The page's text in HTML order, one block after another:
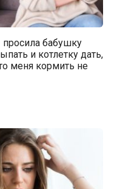
бабушку
и котлетку дать,
меня кормить не